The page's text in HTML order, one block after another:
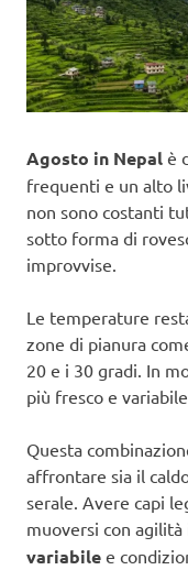
Agosto in Nepal è
frequenti e un alto
non sono costanti
sotto forma di
improvvise.
Le temperature
zone di pianura
20 e i 30 gradi. In
più fresco e
Questa
affrontare sia il
serale. Avere capi
muoversi con
variabile e